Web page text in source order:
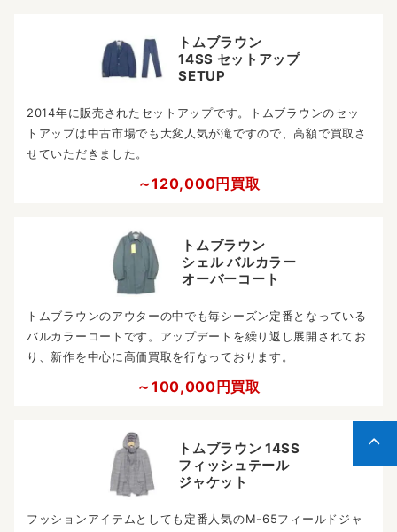
トムブラウン
14SS セットアップ
SETUP
2014年に販売されたセットアップです。トムブラウンのセッ
トアップは中古市場でも大変人気が滝ですので、高額で買取さ
せていただきました。
～120,000円買取
トムブラウン
シェル バルカラー
オーバーコート
トムブラウンのアウターの中でも毎シーズン定番となっている
バルカラーコートです。アップデートを繰り返し展開されてお
り、新作を中心に高価買取を行なっております。
～100,000円買取
トムブラウン 14SS
フィッシュテール
ジャケット
フッションアイテムとしても定番人気のM-65フィールドジャ